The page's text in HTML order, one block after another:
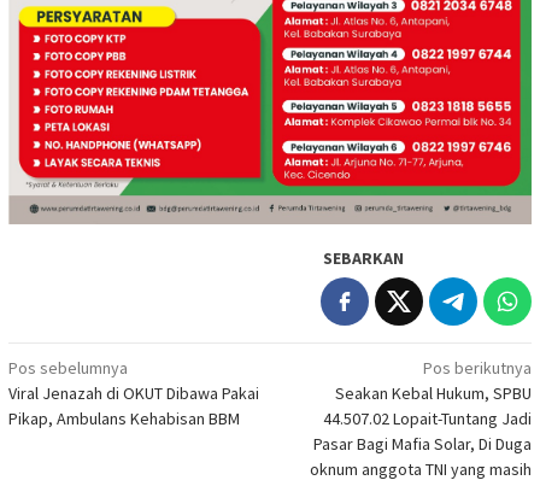
SEBARKAN
Navigasi
pos
Pos sebelumnya
Viral Jenazah di OKUT Dibawa Pakai
Pikap, Ambulans Kehabisan BBM
Pos berikutnya
Seakan Kebal Hukum, SPBU
44.507.02 Lopait-Tuntang Jadi
Pasar Bagi Mafia Solar, Di Duga
oknum anggota TNI yang masih